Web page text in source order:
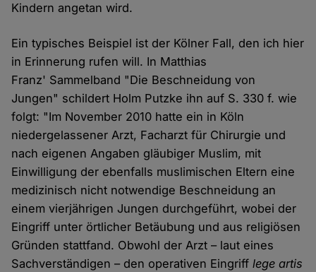
Kindern angetan wird.
Ein typisches Beispiel ist der Kölner Fall, den ich hier
in Erinnerung rufen will. In Matthias
Franz' Sammelband "Die Beschneidung von
Jungen" schildert Holm Putzke ihn auf S. 330 f. wie
folgt: "Im November 2010 hatte ein in Köln
niedergelassener Arzt, Facharzt für Chirurgie und
nach eigenen Angaben gläubiger Muslim, mit
Einwilligung der ebenfalls muslimischen Eltern eine
medizinisch nicht notwendige Beschneidung an
einem vierjährigen Jungen durchgeführt, wobei der
Eingriff unter örtlicher Betäubung und aus religiösen
Gründen stattfand. Obwohl der Arzt – laut eines
Sachverständigen – den operativen Eingrifflege artis